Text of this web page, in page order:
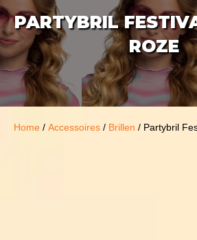
PARTYBRIL
ROZE
Home / Accessoires / Brillen / Partybril